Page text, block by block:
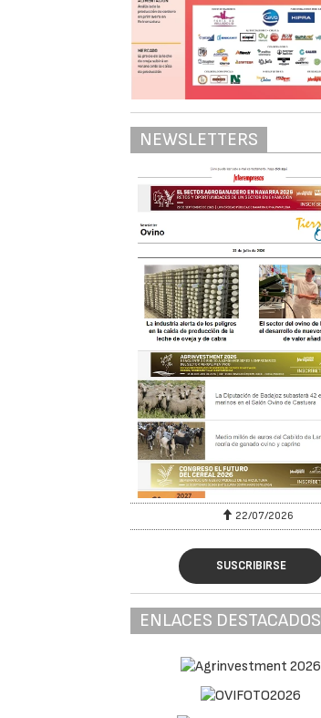
NEWSLETTERS
22/07/2026
SUSCRIBIRSE
ENLACES DESTACADOS